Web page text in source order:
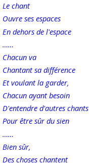
Le chant
Ouvre ses espaces
En dehors de l'espace
……
Chacun va
Chantant sa différence
Et voulant la garder,
Chacun ayant besoin
D'entendre d'autres chants
Pour être sûr du sien
……
Bien sûr,
Des choses chantent